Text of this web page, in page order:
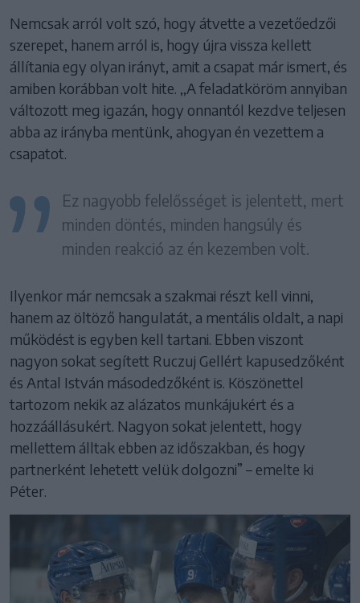
Nemcsak arról volt szó, hogy átvette a vezetőedzői
szerepet, hanem arról is, hogy újra vissza kellett
állítania egy olyan irányt, amit a csapat már ismert, és
amiben korábban volt hite. ,,A feladatköröm annyiban
változott meg igazán, hogy onnantól kezdve teljesen
abba az irányba mentünk, ahogyan én vezettem a
csapatot.
Ez nagyobb felelősséget is jelentett, mert
minden döntés, minden hangsúly és
minden reakció az én kezemben volt.
Ilyenkor már nemcsak a szakmai részt kell vinni,
hanem az öltöző hangulatát, a mentális oldalt, a napi
működést is egyben kell tartani. Ebben viszont
nagyon sokat segített Ruczuj Gellért kapusedzőként
és Antal István másodedzőként is. Köszönettel
tartozom nekik az alázatos munkájukért és a
hozzáállásukért. Nagyon sokat jelentett, hogy
mellettem álltak ebben az időszakban, és hogy
partnerként lehetett velük dolgozni” – emelte ki
Péter.